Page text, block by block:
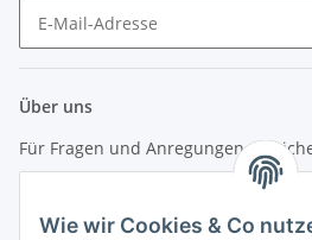
Wie wir Cookies & Co
Über uns
Für Fragen und Anregungen